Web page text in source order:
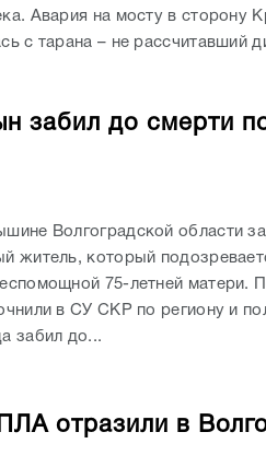
Авария на мосту в сторону
с тарана – не рассчитавший
забил до смерти
Волгоградской области
житель, который
75-летней матери.
в СУ СКР по региону и
забил до...
отразили в